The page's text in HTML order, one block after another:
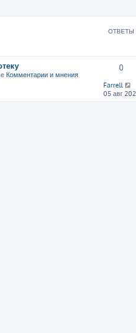
ОТВЕТЫ
Комментарии и мнения
0
Farrell
05 авг